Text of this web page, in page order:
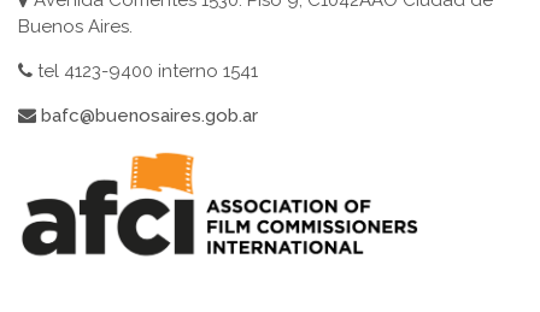
Buenos Aires.
tel 4123-9400 interno 1541
bafc@buenosaires.gob.ar